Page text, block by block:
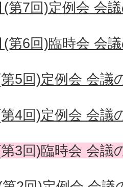
第7回)定例会 会
第6回)臨時会 会
5回)定例会 会議
4回)定例会 会議
3回)臨時会 会議